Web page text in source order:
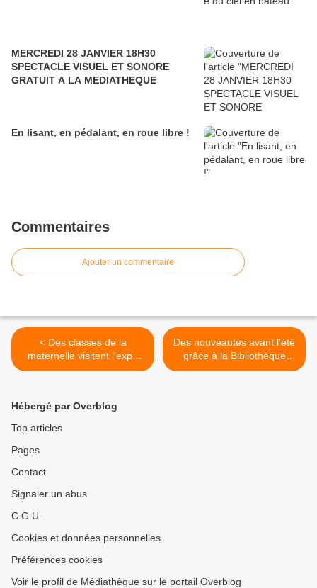
MERCREDI 28 JANVIER 18H30
SPECTACLE VISUEL ET SONORE
GRATUIT A LA MEDIATHEQUE
En lisant, en pédalant, en roue libre !
Commentaires
Ajouter un commentaire
< Des classes de la
maternelle visitent l'expo
photo
Des nouveautés avant l'été
grâce à la Bibliothèque
départementale >
Hébergé par Overblog
Top articles
Pages
Contact
Signaler un abus
C.G.U.
Cookies et données personnelles
Préférences cookies
Voir le profil de Médiathèque sur le portail Overblog